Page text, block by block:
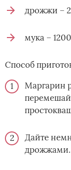
дрожжи –
мука –
Способ
Маргарин
Дайте
дрожжами.